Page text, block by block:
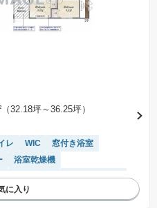
32.18坪～36.25坪）
レ WIC
窓付き浴室
浴室乾燥機
陽当り良好
トイレ2個以上
テムキッチン